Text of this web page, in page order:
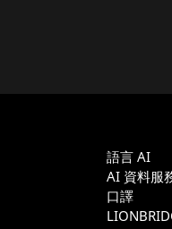
語言 AI
AI 資料服
口譯